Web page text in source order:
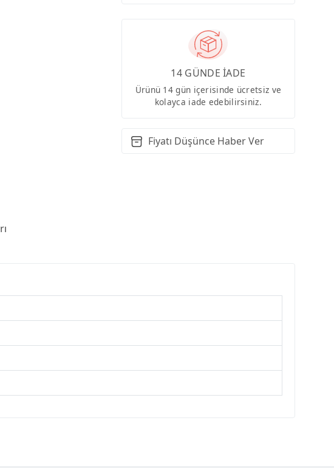
14 GÜNDE İADE
Ürünü 14 gün içerisinde ücretsiz ve
kolayca iade edebilirsiniz.
Fiyatı Düşünce Haber Ver